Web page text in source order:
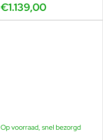
€1.139,00
Op voorraad, snel bezorgd